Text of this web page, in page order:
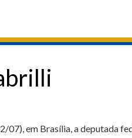
em Brasília, a deputada